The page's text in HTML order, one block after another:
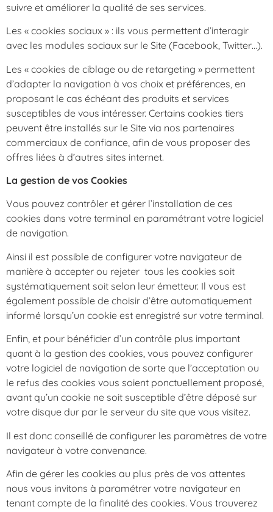
suivre et améliorer la qualité de ses services.
Les « cookies sociaux » : ils vous permettent d’interagir
avec les modules sociaux sur le Site (Facebook, Twitter…).
Les « cookies de ciblage ou de retargeting » permettent
d’adapter la navigation à vos choix et préférences, en
proposant le cas échéant des produits et services
susceptibles de vous intéresser. Certains cookies tiers
peuvent être installés sur le Site via nos partenaires
commerciaux de confiance, afin de vous proposer des
offres liées à d’autres sites internet.
La gestion de vos Cookies
Vous pouvez contrôler et gérer l’installation de ces
cookies dans votre terminal en paramétrant votre logiciel
de navigation.
Ainsi il est possible de configurer votre navigateur de
manière à accepter ou rejeter tous les cookies soit
systématiquement soit selon leur émetteur. Il vous est
également possible de choisir d’être automatiquement
informé lorsqu’un cookie est enregistré sur votre terminal.
Enfin, et pour bénéficier d’un contrôle plus important
quant à la gestion des cookies, vous pouvez configurer
votre logiciel de navigation de sorte que l’acceptation ou
le refus des cookies vous soient ponctuellement proposé,
avant qu’un cookie ne soit susceptible d’être déposé sur
votre disque dur par le serveur du site que vous visitez.
Il est donc conseillé de configurer les paramètres de votre
navigateur à votre convenance.
Afin de gérer les cookies au plus près de vos attentes
nous vous invitons à paramétrer votre navigateur en
tenant compte de la finalité des cookies. Vous trouverez